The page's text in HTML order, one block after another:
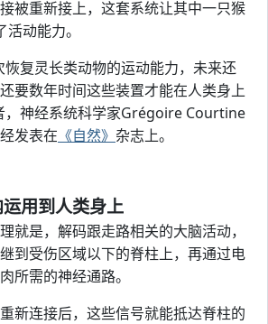
被重新接上，这套系统让其中一只猴
动能力。
恢复灵长类动物的运动能力，未来还
要数年时间这些装置才能在人类身上
，神经系统科学家Grégoire Courtine
发表在 《自然》 杂志上。
用到人类身上
就是，解码跟走路相关的大脑活动，
到受伤区域以下的脊柱上，再通过电
所需的神经通路。
新连接后，这些信号就能抵达脊柱的